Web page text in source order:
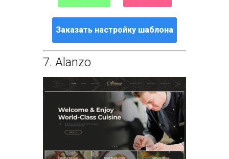
Заказать настройку шаблона
7. Alanzo